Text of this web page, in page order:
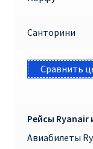
Санторини
Сравнить
Рейсы Ryanair
Авиабилеты